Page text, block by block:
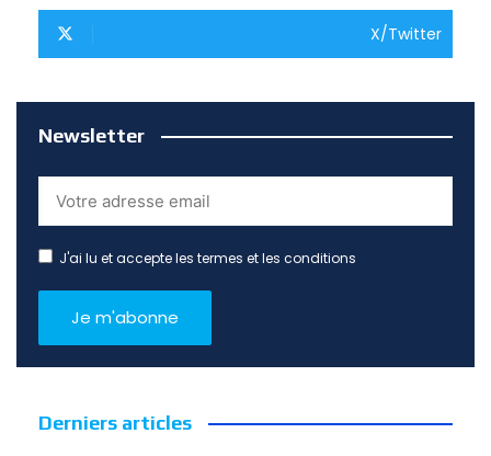
X/Twitter
Newsletter
J'ai lu et accepte les termes et les conditions
Derniers articles